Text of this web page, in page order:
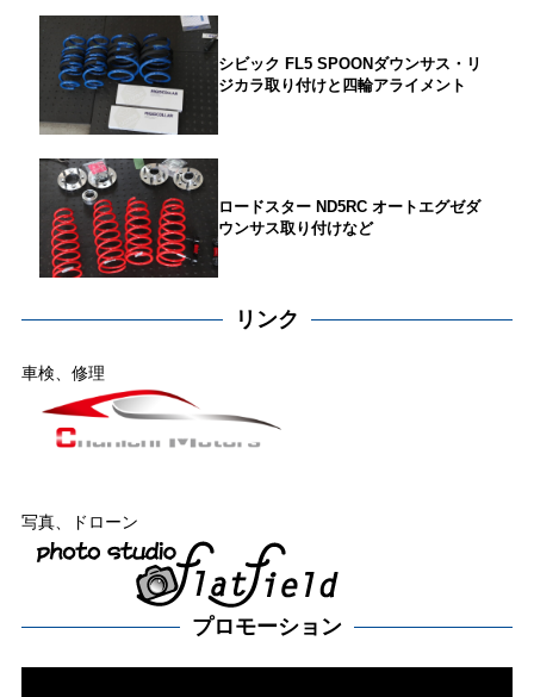
シビック FL5 SPOONダウンサス・リ
ジカラ取り付けと四輪アライメント
ロードスター ND5RC オートエグゼダ
ウンサス取り付けなど
リンク
車検、修理
写真、ドローン
プロモーション